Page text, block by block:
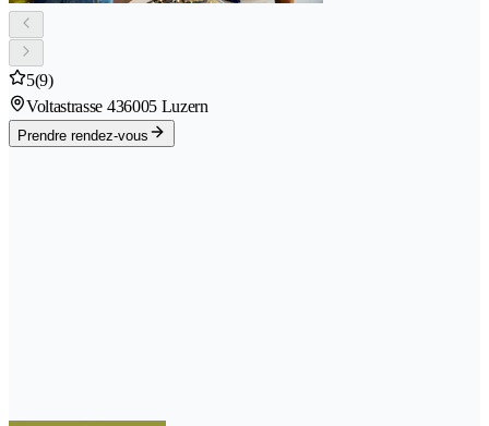
5(9)
Voltastrasse 436005 Luzern
Prendre rendez-vous